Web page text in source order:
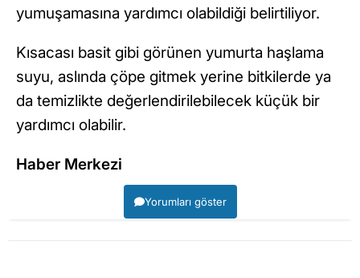
yumuşamasına yardımcı olabildiği belirtiliyor.
Kısacası basit gibi görünen yumurta haşlama
suyu, aslında çöpe gitmek yerine bitkilerde ya
da temizlikte değerlendirilebilecek küçük bir
yardımcı olabilir.
Haber Merkezi
Yorumları göster